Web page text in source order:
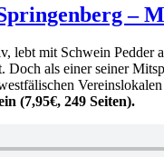
–
lebt mit Schwein
als einer seiner
(7,95€, 249 Seiten).